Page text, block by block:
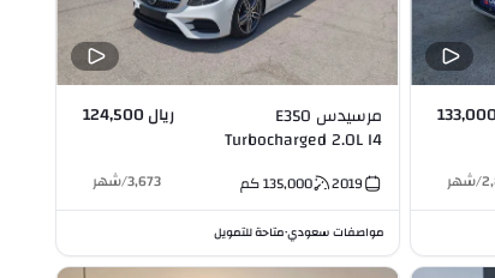
/شهر
مرسيدس E350
Turbocharged 2.0L I4
ريال 124,500
2019
135,000كم 3,673
/شهر
مواصفات سعودي•متاحة للتمويل